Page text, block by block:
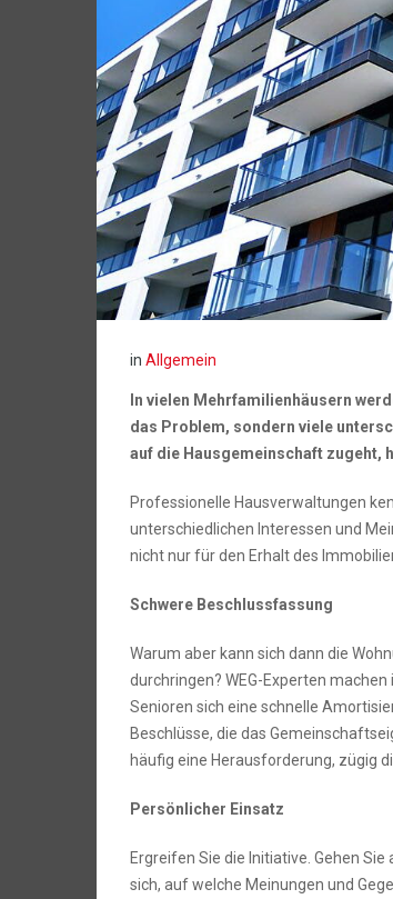
in Allgemein
In vielen Mehrfamilienhäusern
das Problem, sondern viele
auf die Hausgemeinschaft zugeht,
Professionelle Hausverwaltungen
unterschiedlichen Interessen und
nicht nur für den Erhalt des
Schwere Beschlussfassung
Warum aber kann sich dann die
durchringen? WEG-Experten
Senioren sich eine schnelle
Beschlüsse, die das
häufig eine Herausforderung, zügig
Persönlicher Einsatz
Ergreifen Sie die Initiative. Gehen
sich, auf welche Meinungen und